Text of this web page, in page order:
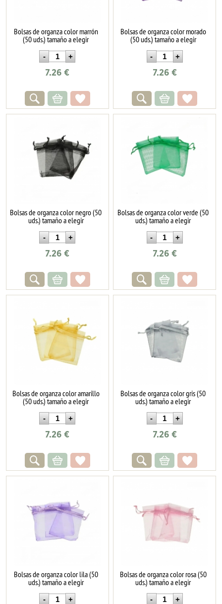
Bolsas de organza color marrón
(50 uds.) tamaño a elegir
7.26 €
Bolsas de organza color morado
(50 uds.) tamaño a elegir
7.26 €
Bolsas de organza color negro (50
uds.) tamaño a elegir
7.26 €
Bolsas de organza color verde (50
uds.) tamaño a elegir
7.26 €
Bolsas de organza color amarillo
(50 uds.) tamaño a elegir
7.26 €
Bolsas de organza color gris (50
uds.) tamaño a elegir
7.26 €
Bolsas de organza color lila (50
uds.) tamaño a elegir
Bolsas de organza color rosa (50
uds.) tamaño a elegir